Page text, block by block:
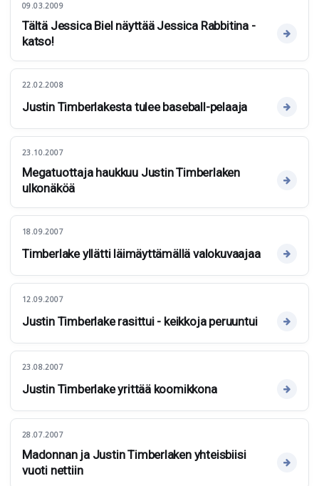
09.03.2009
Tältä Jessica Biel näyttää Jessica Rabbitina -
katso!
22.02.2008
Justin Timberlakesta tulee baseball-pelaaja
23.10.2007
Megatuottaja haukkuu Justin Timberlaken
ulkonäköä
18.09.2007
Timberlake yllätti läimäyttämällä valokuvaajaa
12.09.2007
Justin Timberlake rasittui - keikkoja peruuntui
23.08.2007
Justin Timberlake yrittää koomikkona
28.07.2007
Madonnan ja Justin Timberlaken yhteisbiisi
vuoti nettiin